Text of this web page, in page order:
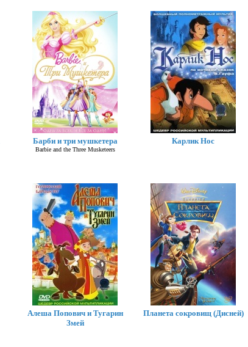
Барби и три мушкетера
Barbie and the Three Musketeers
Карлик Нос
Алеша Попович и Тугарин
Змей
Планета сокровищ (Дисней)